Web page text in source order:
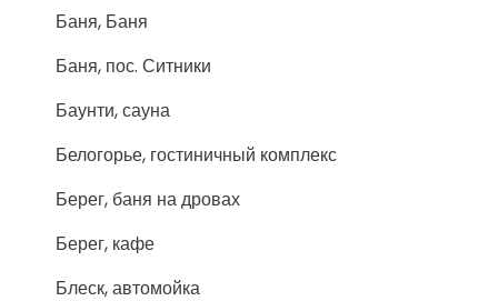
Баня, Баня
Баня, пос. Ситники
Баунти, сауна
Белогорье, гостиничный комплекс
Берег, баня на дровах
Берег, кафе
Блеск, автомойка